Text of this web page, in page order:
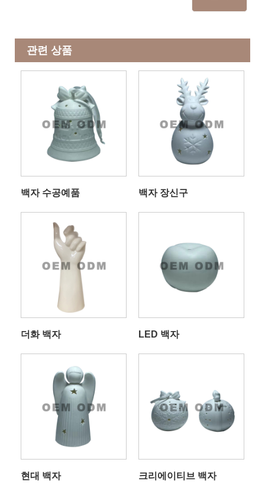
관련 상품
백자 수공예품 백자 장신구
더화 백자 LED 백자
현대 백자 크리에이티브 백자